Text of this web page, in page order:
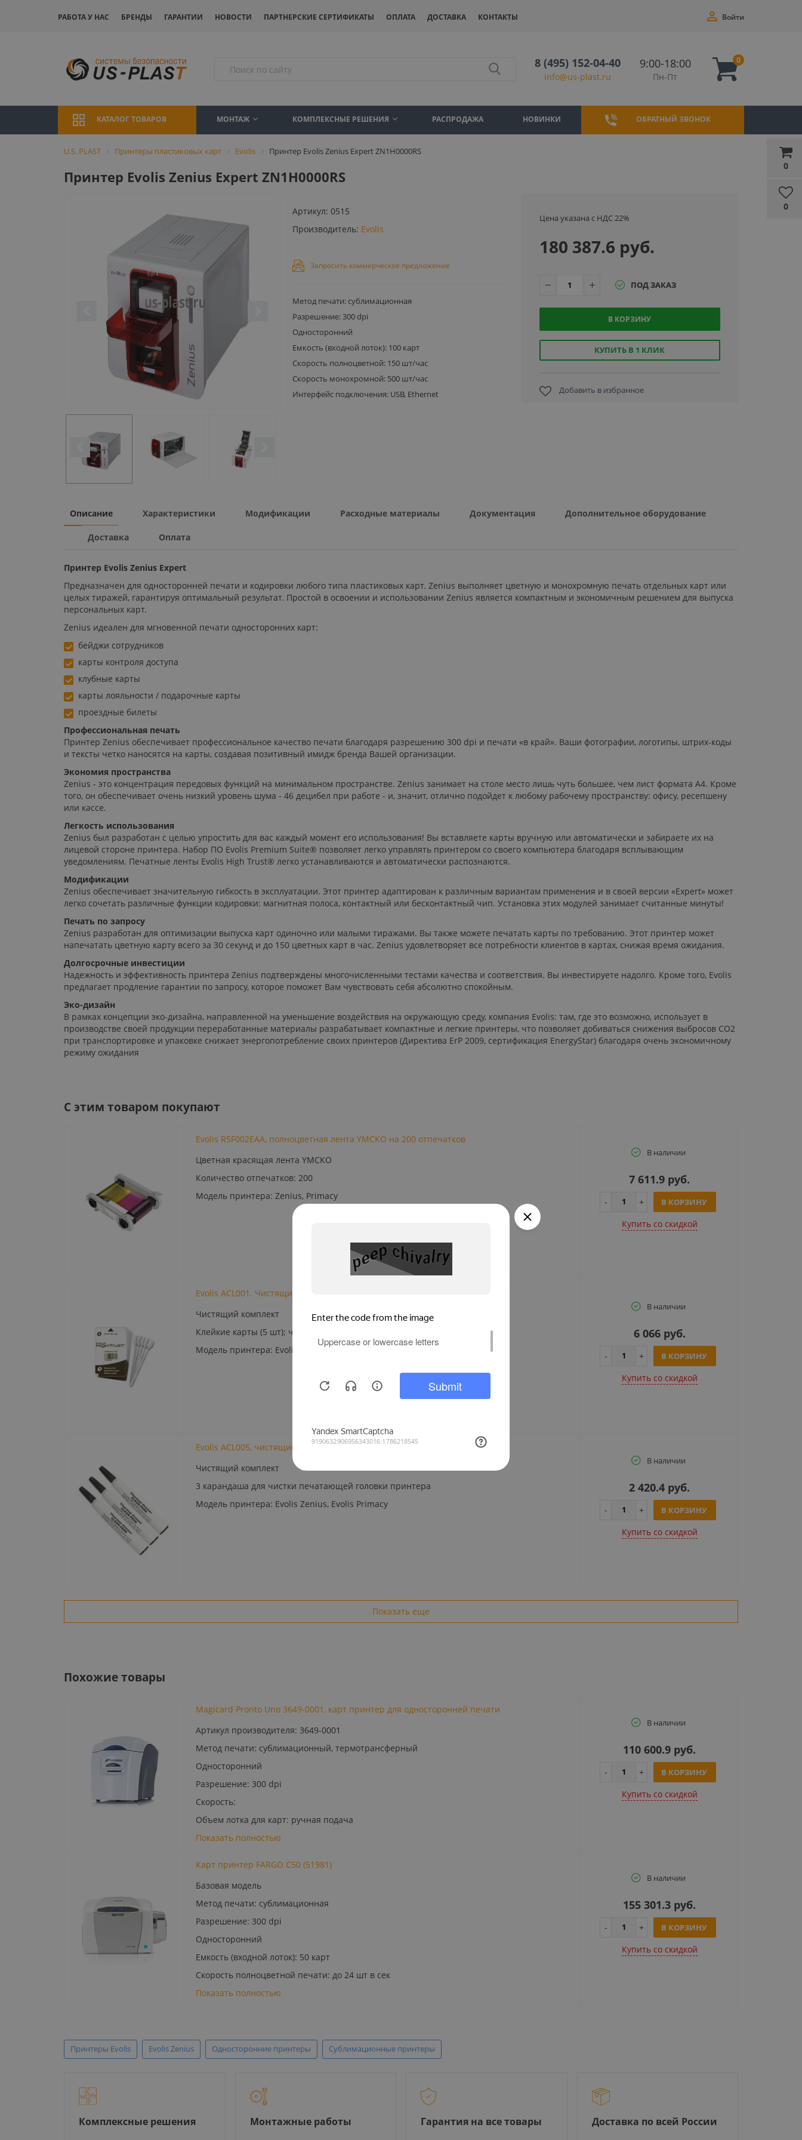
РАБОТА У НАС БРЕНДЫ ГАРАНТИИ НОВОСТИ ПАРТНЕРСКИЕ СЕРТИФИКАТЫ ОПЛАТА ДОСТАВКА КОНТАКТЫ
0
0
Войти
8 (495) 152-04-40
info@us-plast.ru
9:00-18:00
Пн-Пт
0
КАТАЛОГ ТОВАРОВ МОНТАЖ КОМПЛЕКСНЫЕ РЕШЕНИЯ РАСПРОДАЖА НОВИНКИ ОБРАТНЫЙ ЗВОНОК
U.S. PLAST Принтеры пластиковых карт Evolis Принтер Evolis Zenius Expert ZN1H0000RS
Принтер Evolis Zenius Expert ZN1H0000RS
Артикул: 0515
Производитель: Evolis
Запросить коммерческое предложение
Метод печати: сублимационная
Разрешение: 300 dpi
Односторонний
Емкость (входной лоток): 100 карт
Скорость полноцветной: 150 шт/час
Скорость монохромной: 500 шт/час
Интерфейс подключения: USB, Ethernet
Цена указана с НДС 22%
180 387.6 руб.
ПОД ЗАКАЗ
В КОРЗИНУ
КУПИТЬ В 1 КЛИК
Добавить в избранное
Описание Характеристики Модификации Расходные материалы Документация Дополнительное оборудование
Доставка Оплата
Принтер Evolis Zenius Expert
Предназначен для односторонней печати и кодировки любого типа пластиковых карт. Zenius выполняет цветную и монохромную печать отдельных карт или
целых тиражей, гарантируя оптимальный результат. Простой в освоении и использовании Zenius является компактным и экономичным решением для выпуска
персональных карт.
Zenius идеален для мгновенной печати односторонних карт:
бейджи сотрудников
карты контроля доступа
клубные карты
карты лояльности / подарочные карты
проездные билеты
Профессиональная печать
Принтер Zenius обеспечивает профессиональное качество печати благодаря разрешению 300 dpi и печати «в край». Ваши фотографии, логотипы, штрих-коды
и тексты четко наносятся на карты, создавая позитивный имидж бренда Вашей организации.
Экономия пространства
Zenius - это концентрация передовых функций на минимальном пространстве. Zenius занимает на столе место лишь чуть большее, чем лист формата А4. Кроме
того, он обеспечивает очень низкий уровень шума - 46 децибел при работе - и, значит, отлично подойдет к любому рабочему пространству: офису, ресепшену
или кассе.
Легкость использования
Zenius был разработан с целью упростить для вас каждый момент его использования! Вы вставляете карты вручную или автоматически и забираете их на
лицевой стороне принтера. Набор ПО Evolis Premium Suite® позволяет легко управлять принтером со своего компьютера благодаря всплывающим
уведомлениям. Печатные ленты Evolis High Trust® легко устанавливаются и автоматически распознаются.
Модификации
Zenius обеспечивает значительную гибкость в эксплуатации. Этот принтер адаптирован к различным вариантам применения и в своей версии «Expert» может
легко сочетать различные функции кодировки: магнитная полоса, контактный или бесконтактный чип. Установка этих модулей занимает считанные минуты!
Печать по запросу
Zenius разработан для оптимизации выпуска карт одиночно или малыми тиражами. Вы также можете печатать карты по требованию. Этот принтер может
напечатать цветную карту всего за 30 секунд и до 150 цветных карт в час. Zenius удовлетворяет все потребности клиентов в картах, снижая время ожидания.
Долгосрочные инвестиции
Надежность и эффективность принтера Zenius подтверждены многочисленными тестами качества и соответствия. Вы инвестируете надолго. Кроме того, Evolis
предлагает продление гарантии по запросу, которое поможет Вам чувствовать себя абсолютно спокойным.
Эко-дизайн
В рамках концепции эко-дизайна, направленной на уменьшение воздействия на окружающую среду, компания Evolis: там, где это возможно, использует в
производстве своей продукции переработанные материалы разрабатывает компактные и легкие принтеры, что позволяет добиваться снижения выбросов СO2
при транспортировке и упаковке снижает энергопотребление своих принтеров (Директива ErP 2009, сертификация EnergyStar) благодаря очень экономичному
режиму ожидания
C этим товаром покупают
Evolis R5F002EAA, полноцветная лента YMCKO на 200 отпечатков
Цветная красящая лента YMCKO
Количество отпечатков: 200
Модель принтера: Zenius, Primacy
В наличии
7 611.9 руб.
В КОРЗИНУ
Купить cо скидкой
Evolis ACL001. Чистящий комплект для принтеров Zenius, Primacy
Чистящий комплект
Клейкие карты (5 шт); чистящие тампоны (5 шт)
Модель принтера: Evolis Zenius, Evolis Primacy
В наличии
6 066 руб.
В КОРЗИНУ
Купить cо скидкой
Evolis ACL005, чистящий комплект карандаши для печатающей головки
Чистящий комплект
3 карандаша для чистки печатающей головки принтера
Модель принтера: Evolis Zenius, Evolis Primacy
В наличии
2 420.4 руб.
В КОРЗИНУ
Купить cо скидкой
Показать еще
Похожие товары
Magicard Pronto Uno 3649-0001, карт принтер для односторонней печати
Артикул производителя: 3649-0001
Метод печати: сублимационный, термотрансферный
Односторонний
Разрешение: 300 dpi
Скорость:
Объем лотка для карт: ручная подача
Показать полностью
В наличии
110 600.9 руб.
В КОРЗИНУ
Купить cо скидкой
Карт принтер FARGO C50 (51981)
Базовая модель
Метод печати: сублимационная
Разрешение: 300 dpi
Односторонний
Емкость (входной лоток): 50 карт
Скорость полноцветной печати: до 24 шт в сек
Показать полностью
В наличии
155 301.3 руб.
В КОРЗИНУ
Купить cо скидкой
Принтеры Evolis Evolis Zenius Односторонние принтеры Сублимационные принтеры
Комплексные решения Монтажные работы Гарантия на все товары Доставка по всей России